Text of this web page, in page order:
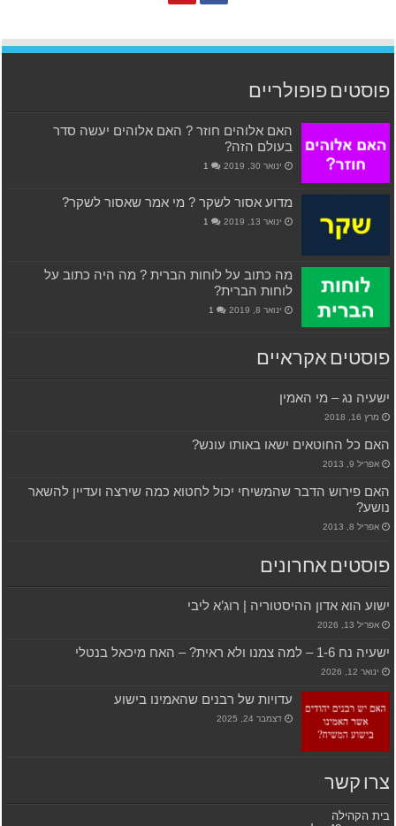
פוסטים פופולריים
האם אלוהים חוזר ? האם אלוהים יעשה סדר
בעולם הזה?
ינואר 30, 2019 1
מדוע אסור לשקר ? מי אמר שאסור לשקר?
ינואר 13, 2019 1
מה כתוב על לוחות הברית ? מה היה כתוב על
לוחות הברית?
ינואר 8, 2019 1
פוסטים אקראיים
ישעיה נג – מי האמין
מרץ 16, 2018
האם כל החוטאים ישאו באותו עונש?
אפריל 9, 2013
האם פירוש הדבר שהמשיחי יכול לחטוא כמה שירצה ועדיין להשאר
נושע?
אפריל 8, 2013
פוסטים אחרונים
ישוע הוא אדון ההיסטוריה | רוג’א ליבי
אפריל 13, 2026
ישעיה נח 1-6 – למה צמנו ולא ראית? – האח מיכאל בנטלי
ינואר 12, 2026
עדויות של רבנים שהאמינו בישוע
דצמבר 24, 2025
צרו קשר
בית הקהילה